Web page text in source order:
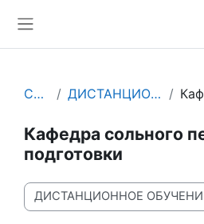
Courses ДИСТАНЦИОННОЕ ОБУЧЕНИЕ
Кафедра сольного
подготовки
Course categories